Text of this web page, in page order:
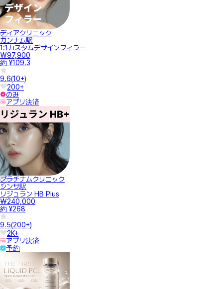
ディアクリニック
カンナム駅
1:1カスタムデザインフィラー
₩97,900
約 ¥109.3
9.6(10+)
200+
のみ
アプリ決済
プラチナムクリニック
シンサ駅
リジュラン HB Plus
₩240,000
約 ¥268
9.5(200+)
2K+
アプリ決済
予約